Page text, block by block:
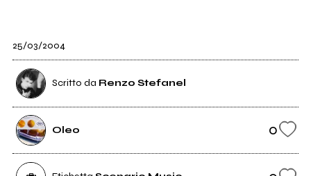
25/03/2004
Scritto da Renzo Stefanel
Oleo 0